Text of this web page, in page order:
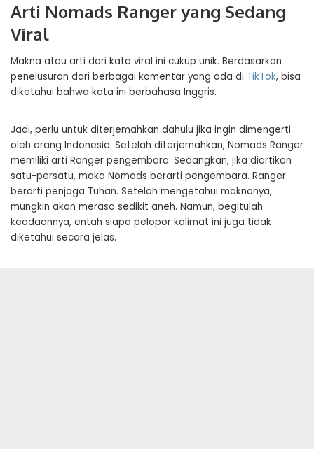
Arti Nomads Ranger yang Sedang
Viral
Makna atau arti dari kata viral ini cukup unik. Berdasarkan
penelusuran dari berbagai komentar yang ada di TikTok, bisa
diketahui bahwa kata ini berbahasa Inggris.
Jadi, perlu untuk diterjemahkan dahulu jika ingin dimengerti
oleh orang Indonesia. Setelah diterjemahkan, Nomads Ranger
memiliki arti Ranger pengembara. Sedangkan, jika diartikan
satu-persatu, maka Nomads berarti pengembara. Ranger
berarti penjaga Tuhan. Setelah mengetahui maknanya,
mungkin akan merasa sedikit aneh. Namun, begitulah
keadaannya, entah siapa pelopor kalimat ini juga tidak
diketahui secara jelas.